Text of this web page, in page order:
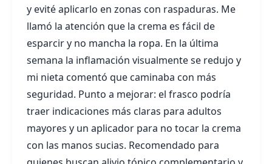
y evité aplicarlo en zonas con raspaduras. Me
llamó la atención que la crema es fácil de
esparcir y no mancha la ropa. En la última
semana la inflamación visualmente se redujo y
mi nieta comentó que caminaba con más
seguridad. Punto a mejorar: el frasco podría
traer indicaciones más claras para adultos
mayores y un aplicador para no tocar la crema
con las manos sucias. Recomendado para